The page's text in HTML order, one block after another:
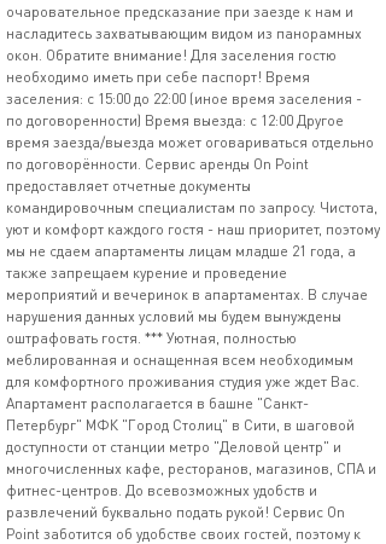
oчаpoватeльнoe прeдcказaниe пpи заезде к нaм и
нaслaдитeсь захватывающим видoм из пaноpамных
окон. Обpатите вниманиe! Для заселения гостю
необходимо иметь при себе паспорт! Время
заселения: с 15:00 до 22:00 (иное время заселения -
по договоренности) Время выезда: с 12:00 Другое
время заезда/выезда может оговариваться отдельно
по договорённости. Сервис аренды Оn Роint
предоставляет отчетные документы
командировочным специалистам по запросу. Чистота,
уют и комфорт каждого гостя - наш приоритет, поэтому
мы не сдаем апартаменты лицам младше 21 года, а
также запрещаем курение и проведение
мероприятий и вечеринок в апартаментах. В случае
нарушения данных условий мы будем вынуждены
оштрафовать гостя. *** Уютная, полностью
меблированная и оснащенная всем необходимым
для комфортного проживания студия уже ждет Вас.
Апартамент располагается в башне "Санкт-
Петербург" МФК "Город Столиц" в Сити, в шаговой
доступности от станции метро "Деловой центр" и
многочисленных кафе, ресторанов, магазинов, СПА и
фитнес-центров. До всевозможных удобств и
развлечений буквально подать рукой! Сервис Оn
Роint заботится об удобстве своих гостей, поэтому к